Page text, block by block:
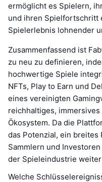
ermöglicht es Spielern,
und ihren Spielfortschritt
Spielerlebnis lohnender
Zusammenfassend ist
zu neu zu definieren,
hochwertige Spiele
NFTs, Play to Earn und
eines vereinigten
reichhaltiges,
Ökosystem. Da die
das Potenzial, ein breites
Sammlern und
der Spieleindustrie
Welche